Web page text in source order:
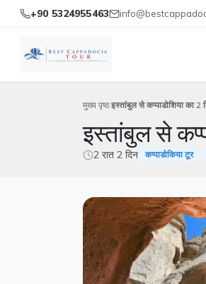
+90 5324955463
मुख्य पृष्ठ इस्तांबुल से कप्पाडोशिया का 2
इस्तांबुल से
2 रात 2 दिन कप्पाडोकिया टूर